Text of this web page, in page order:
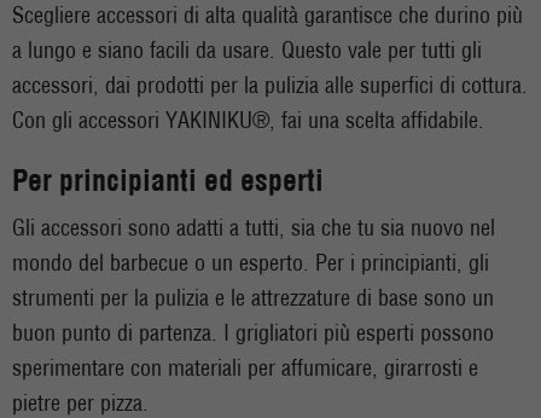
Scegliere accessori di alta qualità garantisce che durino più
a lungo e siano facili da usare. Questo vale per tutti gli
accessori, dai prodotti per la pulizia alle superfici di cottura.
Con gli accessori YAKINIKU®, fai una scelta affidabile.
Per principianti ed esperti
Gli accessori sono adatti a tutti, sia che tu sia nuovo nel
mondo del barbecue o un esperto. Per i principianti, gli
strumenti per la pulizia e le attrezzature di base sono un
buon punto di partenza. I grigliatori più esperti possono
sperimentare con materiali per affumicare, girarrosti e
pietre per pizza.